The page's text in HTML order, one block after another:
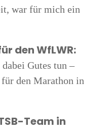
war für mich ein
den WfLWR:
Gutes tun –
den Mara­thon in
Team in